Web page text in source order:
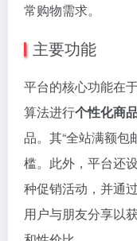
常购物需求。
主要功能
平台的核心功能在
算法进行个性化商
品。其“全站满额包
槛。此外，平台还
种促销活动，并通
用户与朋友分享以